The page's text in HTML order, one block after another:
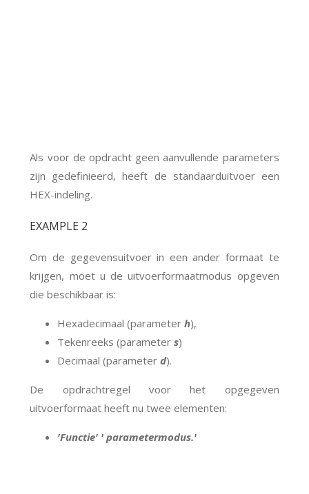
Als voor de opdracht geen aanvullende parameters
zijn gedefinieerd, heeft de standaarduitvoer een
HEX-indeling.
EXAMPLE 2
Om de gegevensuitvoer in een ander formaat te
krijgen, moet u de uitvoerformaatmodus opgeven
die beschikbaar is:
Hexadecimaal (parameter h),
Tekenreeks (parameter s)
Decimaal (parameterd).
De opdrachtregel voor het opgegeven
uitvoerformaat heeft nu twee elementen:
'Functie' ' parametermodus.'